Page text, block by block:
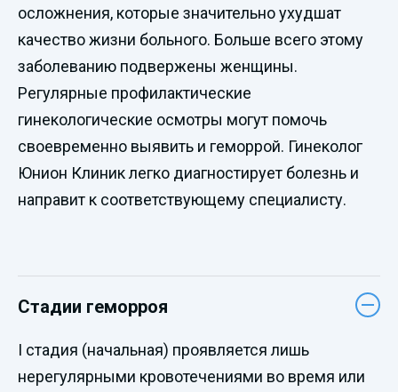
осложнения, которые значительно ухудшат
качество жизни больного. Больше всего этому
заболеванию подвержены женщины.
Регулярные профилактические
гинекологические осмотры могут помочь
своевременно выявить и геморрой. Гинеколог
Юнион Клиник легко диагностирует болезнь и
направит к соответствующему специалисту.
Стадии геморроя
I стадия (начальная) проявляется лишь
нерегулярными кровотечениями во время или